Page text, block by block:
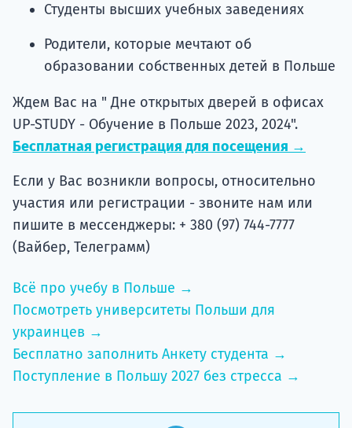
Студенты высших учебных заведениях
Родители, которые мечтают об
образовании собственных детей в Польше
Ждем Вас на " Дне открытых дверей в офисах
UP-STUDY - Обучение в Польше 2023, 2024".
Бесплатная регистрация для посещения →
Если у Вас возникли вопросы, относительно
участия или регистрации - звоните нам или
пишите в мессенджеры: + 380 (97) 744-7777
(Вайбер, Телеграмм)
Всё про учебу в Польше →
Посмотреть университеты Польши для
украинцев →
Бесплатно заполнить Анкету студента →
Поступление в Польшу 2027 без стресса →